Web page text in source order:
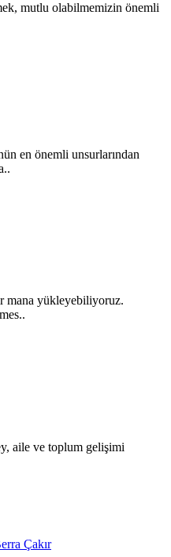
mutlu olabilmemizin önemli
en önemli unsurlarından
mana yükleyebiliyoruz.
aile ve toplum gelişimi
Çakır